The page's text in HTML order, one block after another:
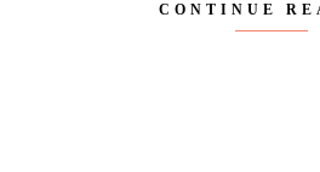
CONTINUE